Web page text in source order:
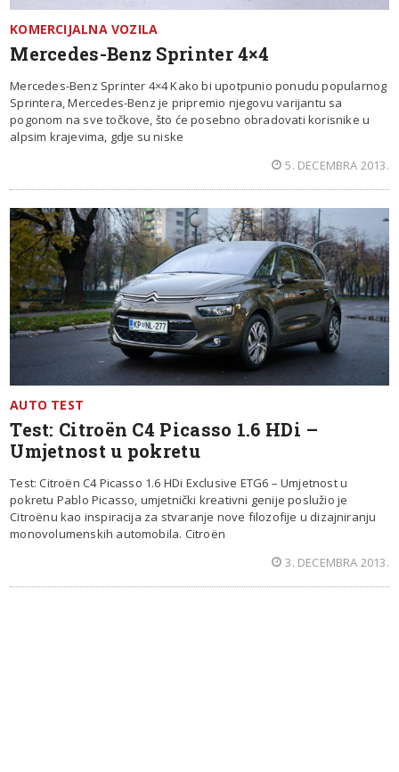
KOMERCIJALNA VOZILA
Mercedes-Benz Sprinter 4×4
Mercedes-Benz Sprinter 4×4 Kako bi upotpunio ponudu popularnog
Sprintera, Mercedes-Benz je pripremio njegovu varijantu sa
pogonom na sve točkove, što će posebno obradovati korisnike u
alpsim krajevima, gdje su niske
5. DECEMBRA 2013.
AUTO TEST
Test: Citroën C4 Picasso 1.6 HDi –
Umjetnost u pokretu
Test: Citroën C4 Picasso 1.6 HDi Exclusive ETG6 – Umjetnost u
pokretu Pablo Picasso, umjetnički kreativni genije poslužio je
Citroënu kao inspiracija za stvaranje nove filozofije u dizajniranju
monovolumenskih automobila. Citroën
3. DECEMBRA 2013.